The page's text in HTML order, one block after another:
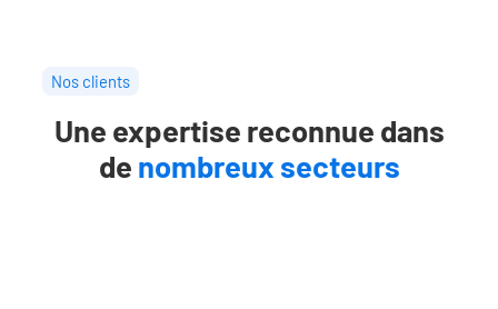
Nos clients
Une expertise reconnue dans
de nombreux secteurs